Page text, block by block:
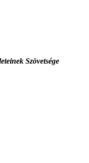
Szövetsége